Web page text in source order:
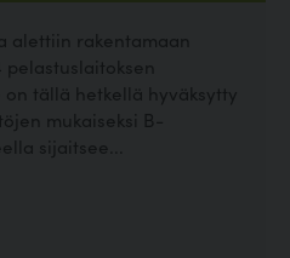
alettiin rakentamaan
pelastuslaitoksen
tällä hetkellä hyväksytty
mukaiseksi B-
sijaitsee...